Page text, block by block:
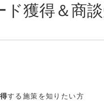
獲得＆商
する施策を知りたい方